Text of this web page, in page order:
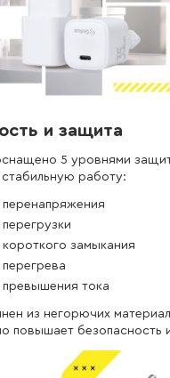
и защита
5 уровнями
работу:
замыкания
тока
из негорючих
повышает безопасность